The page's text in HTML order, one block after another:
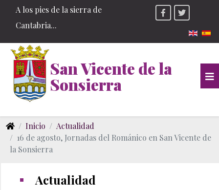
A los pies de la sierra de
Cantabria...
San Vicente de la
Sonsierra
Inicio
Actualidad
16 de agosto, Jornadas del Románico en San Vicente de
la Sonsierra
Actualidad